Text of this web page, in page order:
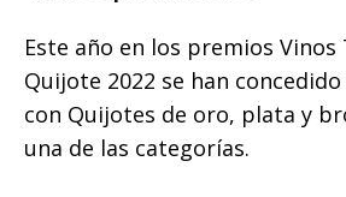
Este año en los premios Vinos
Quijote 2022 se han
con Quijotes de oro, plata y
una de las categorías.